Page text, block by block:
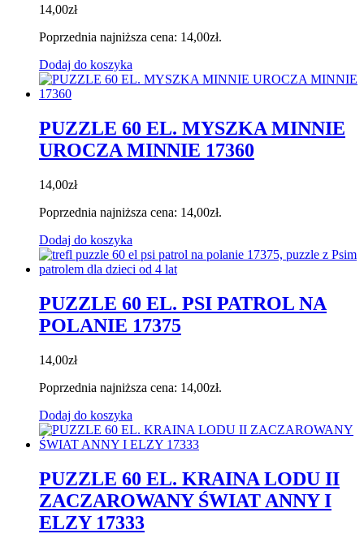
14,00zł
Poprzednia najniższa cena: 14,00zł.
Dodaj do koszyka
PUZZLE 60 EL. MYSZKA MINNIE
UROCZA MINNIE 17360
14,00zł
Poprzednia najniższa cena: 14,00zł.
Dodaj do koszyka
PUZZLE 60 EL. PSI PATROL NA
POLANIE 17375
14,00zł
Poprzednia najniższa cena: 14,00zł.
Dodaj do koszyka
PUZZLE 60 EL. KRAINA LODU II
ZACZAROWANY ŚWIAT ANNY I
ELZY 17333